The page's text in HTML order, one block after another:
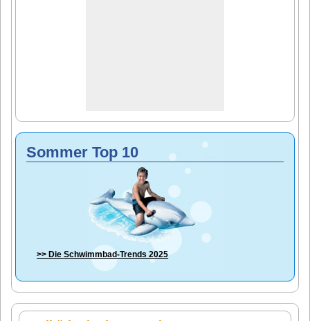
Sommer Top 10
>> DieSchwimmbad-Trends 2025